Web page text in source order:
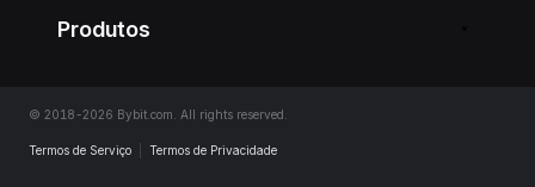
Produtos
© 2018-2026 Bybit.com. All rights reserved.
Termos de Serviço Termos de Privacidade